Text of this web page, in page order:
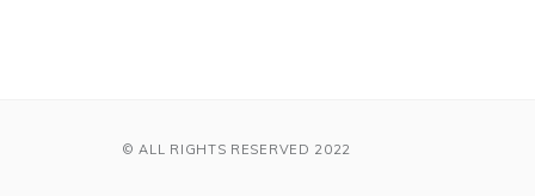
© ALL RIGHTS RESERVED 2022